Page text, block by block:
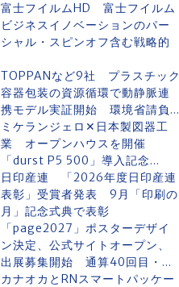
富士フイルムHD 富士フイルム
ビジネスイノベーションのパー
シャル・スピンオフ含む戦略的
TOPPANなど9社 プラスチック
容器包装の資源循環で動静脈連
携モデル実証開始 環境省請負...
ミケランジェロ✕日本製図器工
業 オープンハウスを開催
「durst P5 500」導入記念...
日印産連 「2026年度日印産連
表彰」受賞者発表 9月「印刷の
月」記念式典で表彰
「page2027」ポスターデザイ
ン決定、公式サイトオープン、
出展募集開始 通算40回目・...
カナオカとRNスマートパッケー